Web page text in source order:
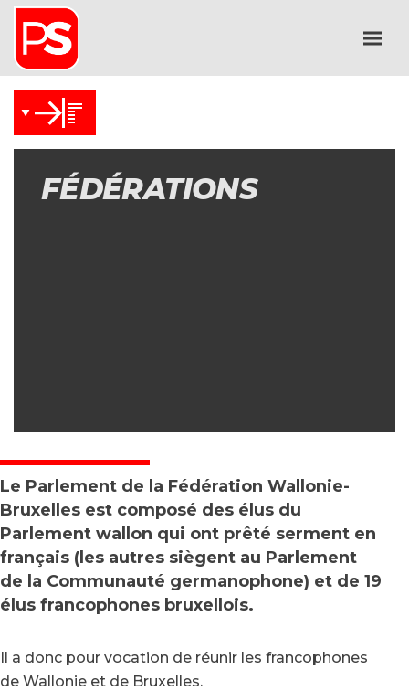
FÉDÉRATIONS
Le Parlement de la Fédération Wallonie-
Bruxelles est composé des élus du
Parlement wallon qui ont prêté serment en
français (les autres siègent au Parlement
de la Communauté germanophone) et de 19
élus francophones bruxellois.
Il a donc pour vocation de réunir les francophones
de Wallonie et de Bruxelles.